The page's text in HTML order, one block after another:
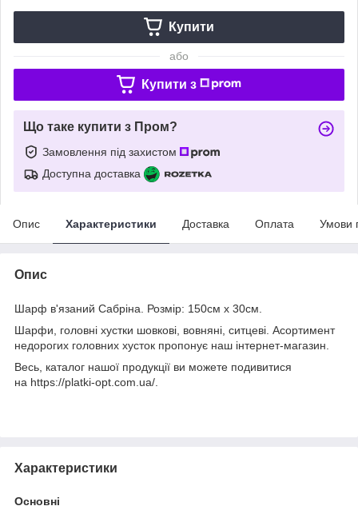
Купити
або
Купити з
Що таке купити з Пром?
Замовлення під захистом
Доступна доставка
Опис Характеристики Доставка Оплата Умови
Опис
Шарф в'язаний Сабріна. Розмір: 150см х 30см.
Шарфи, головні хустки шовкові, вовняні, ситцеві. Асортимент
недорогих головних хусток пропонує наш інтернет-магазин.
Весь, каталог нашої продукції ви можете подивитися
на https://platki-opt.com.ua/.
Характеристики
Основні